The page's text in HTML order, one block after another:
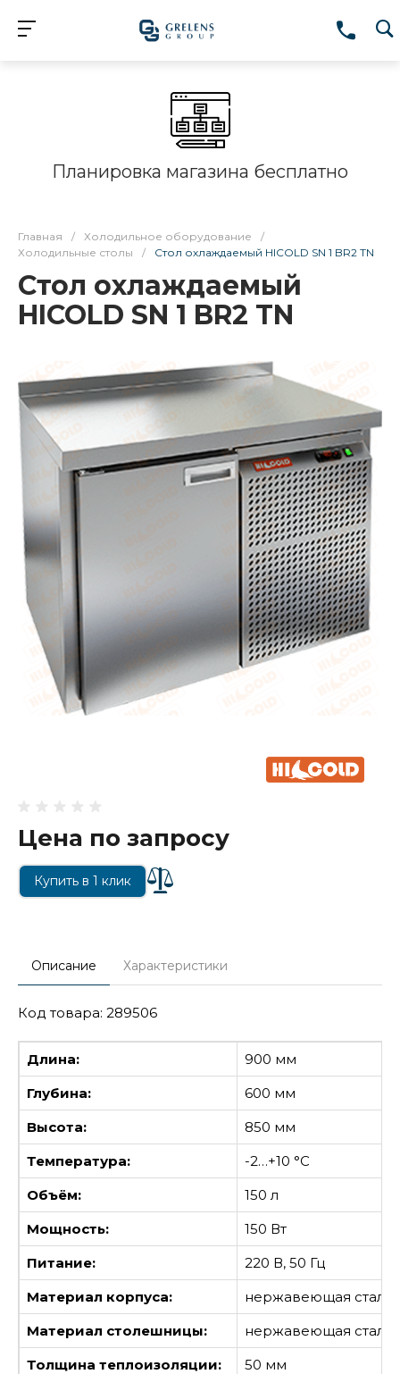
Планировка магазина бесплатно
Главная / Холодильное оборудование
/
Холодильные столы
/ Стол охлаждаемый HICOLD SN 1 BR2 TN
Стол охлаждаемый
HICOLD SN 1 BR2 TN
Цена по запросу
Купить в 1 клик
Описание Характеристики
Код товара: 289506
Длина:
900 мм
Глубина:
600 мм
Высота:
850 мм
Температура:
-2…+10 °С
Объём:
150 л
Мощность:
150 Вт
Питание:
220 В, 50 Гц
Материал корпуса:
нержавеющая сталь
Материал столешницы:
нержавеющая сталь
Толщина теплоизоляции:
50 мм